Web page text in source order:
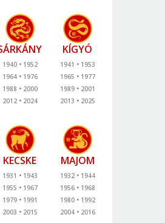
1940
1952
1964
1976
1988
2000
2012
2024
KÍGYÓ
1941
1953
1965
1977
1989
2001
2013
2025
KECSKE
1931
1943
1955
1967
1979
1991
2003
2015
MAJOM
1932
1944
1956
1968
1980
1992
2004
2016